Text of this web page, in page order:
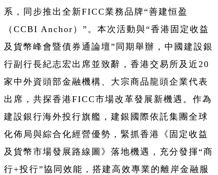
系，同步推出全新FICC業務品牌“善建恒盈
（CCBI Anchor）”。本次活動與“香港固定收益
及貨幣峰會暨債券通論壇”同期舉辦，中國建設銀
行副行長紀志宏出席並致辭，香港交易所及近20
家中外資頭部金融機構、大宗商品龍頭企業代表
出席，共探香港FICC市場改革發展新機遇。作為
建設銀行海外投行旗艦，建銀國際依託集團全球
化佈局與綜合化經營優勢，緊抓香港《固定收益
及貨幣市場發展路線圖》落地機遇，充分發揮“商
行+投行”協同效能，搭建高效專業的離岸金融服